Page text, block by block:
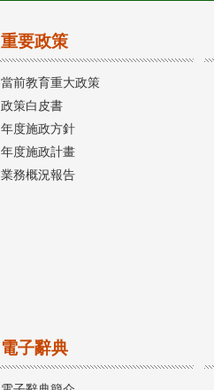
重要政策
當前教育重大政策
政策白皮書
年度施政方針
年度施政計畫
業務概況報告
電子辭典